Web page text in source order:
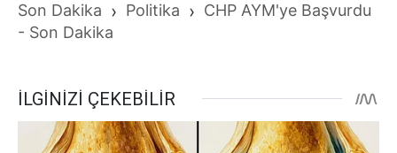
Son Dakika › Politika › CHP AYM'ye Başvurdu
- Son Dakika